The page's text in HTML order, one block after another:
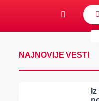
NAJNOVIJE VESTI